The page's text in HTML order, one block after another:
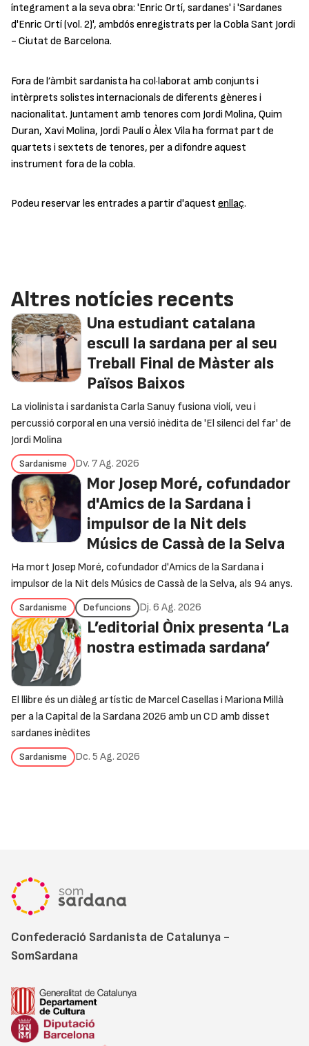
íntegrament a la seva obra: 'Enric Ortí, sardanes' i 'Sardanes
d'Enric Ortí (vol. 2)', ambdós enregistrats per la Cobla Sant Jordi
- Ciutat de Barcelona.
Fora de l’àmbit sardanista ha col·laborat amb conjunts i
intèrprets solistes internacionals de diferents gèneres i
nacionalitat. Juntament amb tenores com Jordi Molina, Quim
Duran, Xavi Molina, Jordi Paulí o Àlex Vila ha format part de
quartets i sextets de tenores, per a difondre aquest
instrument fora de la cobla.
Podeu reservar les entrades a partir d'aquest enllaç.
Altres notícies recents
Una estudiant catalana
escull la sardana per al seu
Treball Final de Màster als
Països Baixos
La violinista i sardanista Carla Sanuy fusiona violí, veu i
percussió corporal en una versió inèdita de 'El silenci del far' de
Jordi Molina
Sardanisme Dv. 7 Ag. 2026
Mor Josep Moré, cofundador
d'Amics de la Sardana i
impulsor de la Nit dels
Músics de Cassà de la Selva
Ha mort Josep Moré, cofundador d'Amics de la Sardana i
impulsor de la Nit dels Músics de Cassà de la Selva, als 94 anys.
Sardanisme Defuncions Dj. 6 Ag. 2026
L’editorial Ònix presenta ‘La
nostra estimada sardana’
El llibre és un diàleg artístic de Marcel Casellas i Mariona Millà
per a la Capital de la Sardana 2026 amb un CD amb disset
sardanes inèdites
Sardanisme Dc. 5 Ag. 2026
Confederació Sardanista de Catalunya -
SomSardana